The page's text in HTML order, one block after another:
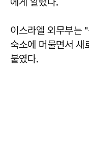
이스라엘 외무부는
숙소에 머물면서 새
붙였다.